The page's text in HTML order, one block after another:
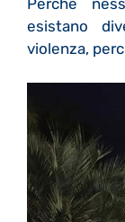
esistano
violenza,